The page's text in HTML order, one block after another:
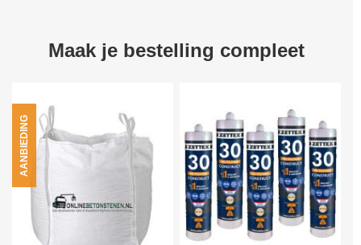
Maak je bestelling compleet
AANBIEDING